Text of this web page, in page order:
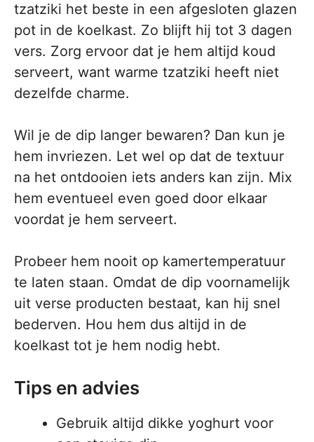
tzatziki het beste in een afgesloten glazen
pot in de koelkast. Zo blijft hij tot 3 dagen
vers. Zorg ervoor dat je hem altijd koud
serveert, want warme tzatziki heeft niet
dezelfde charme.
Wil je de dip langer bewaren? Dan kun je
hem invriezen. Let wel op dat de textuur
na het ontdooien iets anders kan zijn. Mix
hem eventueel even goed door elkaar
voordat je hem serveert.
Probeer hem nooit op kamertemperatuur
te laten staan. Omdat de dip voornamelijk
uit verse producten bestaat, kan hij snel
bederven. Hou hem dus altijd in de
koelkast tot je hem nodig hebt.
Tips en advies
Gebruik altijd dikke yoghurt voor